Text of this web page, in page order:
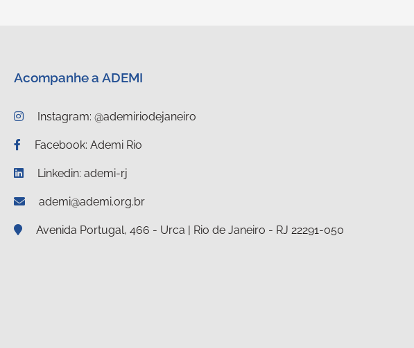
Acompanhe a ADEMI
Instagram: @ademiriodejaneiro
Facebook: Ademi Rio
Linkedin: ademi-rj
ademi@ademi.org.br
Avenida Portugal, 466 - Urca | Rio de Janeiro - RJ 22291-050